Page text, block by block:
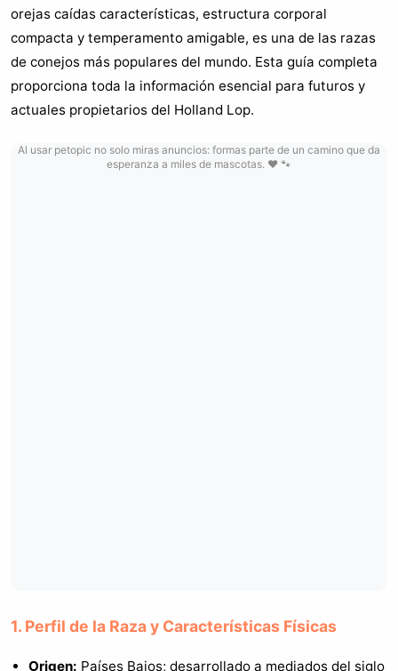
orejas caídas características, estructura corporal
compacta y temperamento amigable, es una de las razas
de conejos más populares del mundo. Esta guía completa
proporciona toda la información esencial para futuros y
actuales propietarios del Holland Lop.
Al usar petopic no solo miras anuncios: formas parte de un camino que da
esperanza a miles de mascotas. ❤️ 🐾
1. Perfil de la Raza y Características Físicas
Origen: Países Bajos; desarrollado a mediados del siglo